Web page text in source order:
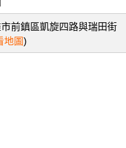
前鎮區凱旋四路與瑞田街
地圖)